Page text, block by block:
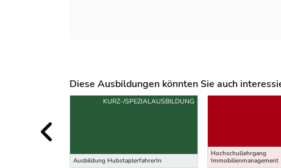
Diese Ausbildungen könnten Sie auch
Uber weitere Ausbildungsvorschläge
Ausbildung HubstaplerfahrerIn
KURZ-/SPEZIALAUSBILDUNG
Hochschullehrgang
Immobilienmanagement